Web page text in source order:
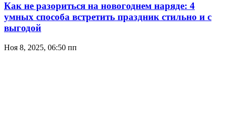
Как не разориться на новогоднем наряде: 4
умных способа встретить праздник стильно и с
выгодой
Ноя 8, 2025, 06:50 пп